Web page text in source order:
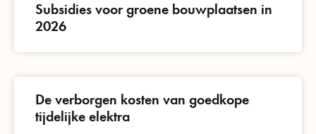
Subsidies voor groene bouwplaatsen in
2026
De verborgen kosten van goedkope
tijdelijke elektra